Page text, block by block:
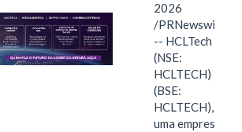
2026
/PRNewswire/
-- HCLTech
(NSE:
HCLTECH)
(BSE:
HCLTECH),
uma empresa